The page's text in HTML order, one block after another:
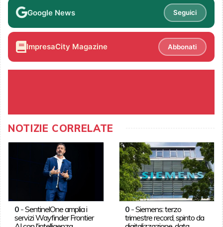
Google News Seguici
ImpresaCity Magazine Abbonati
NOTIZIE CORRELATE
0-SentinelOne amplia i
servizi Wayfinder Frontier
0 -Siemens: terzo
trimestre record, spinto da